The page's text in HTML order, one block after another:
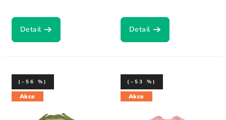
Detail Detail
Akce
(–56 %)
Akce
(–53 %)